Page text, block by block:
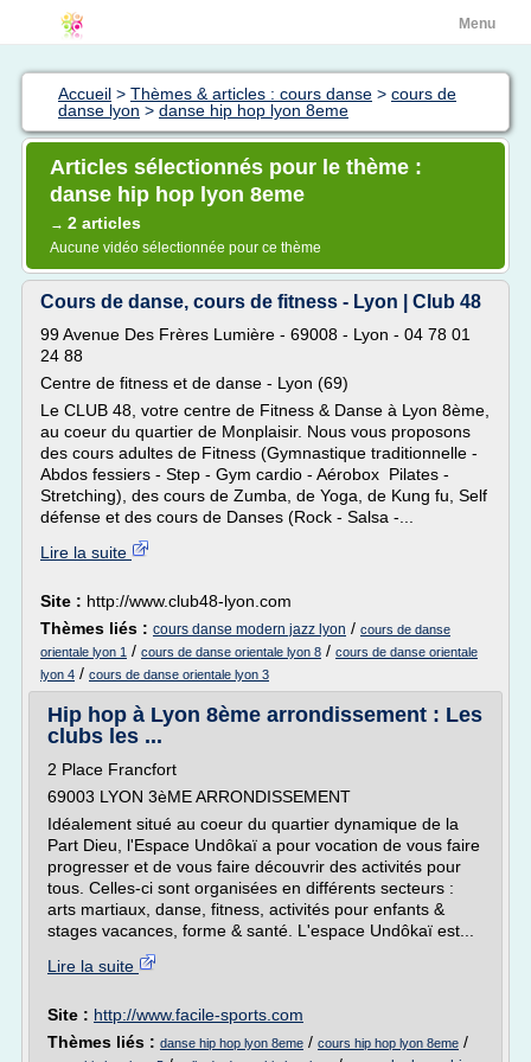
Menu
Accueil > Thèmes & articles : cours danse > cours de
danse lyon > danse hip hop lyon 8eme
Articles sélectionnés pour le thème :
danse hip hop lyon 8eme
→ 2 articles
Aucune vidéo sélectionnée pour ce thème
Cours de danse, cours de fitness - Lyon | Club 48
99 Avenue Des Frères Lumière - 69008 - Lyon - 04 78 01
24 88
Centre de fitness et de danse - Lyon (69)
Le CLUB 48, votre centre de Fitness & Danse à Lyon 8ème,
au coeur du quartier de Monplaisir. Nous vous proposons
des cours adultes de Fitness (Gymnastique traditionnelle -
Abdos fessiers - Step - Gym cardio - Aérobox Pilates -
Stretching), des cours de Zumba, de Yoga, de Kung fu, Self
défense et des cours de Danses (Rock - Salsa -...
Lire la suite
Site : http://www.club48-lyon.com
Thèmes liés : cours danse modern jazz lyon / cours de danse
orientale lyon 1 / cours de danse orientale lyon 8 / cours de danse orientale
lyon 4 / cours de danse orientale lyon 3
Hip hop à Lyon 8ème arrondissement : Les
clubs les ...
2 Place Francfort
69003 LYON 3èME ARRONDISSEMENT
Idéalement situé au coeur du quartier dynamique de la
Part Dieu, l'Espace Undôkaï a pour vocation de vous faire
progresser et de vous faire découvrir des activités pour
tous. Celles-ci sont organisées en différents secteurs :
arts martiaux, danse, fitness, activités pour enfants &
stages vacances, forme & santé. L'espace Undôkaï est...
Lire la suite
Site : http://www.facile-sports.com
Thèmes liés : danse hip hop lyon 8eme / cours hip hop lyon 8eme /